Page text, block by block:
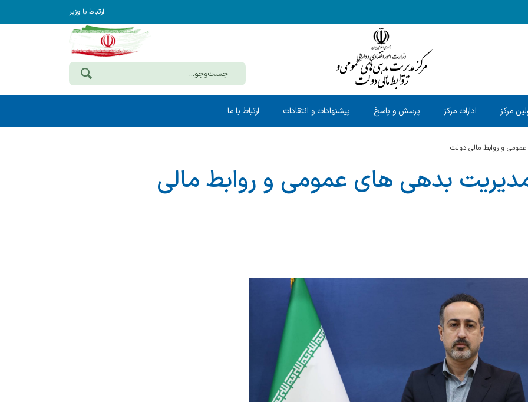
ارتباط با وزیر
مرکز ادارات مرکز پرسش و پاسخ پیشنهادات و انتقادات ارتباط با ما
و روابط مالی دولت
بدهی های عمومی و روابط مالی